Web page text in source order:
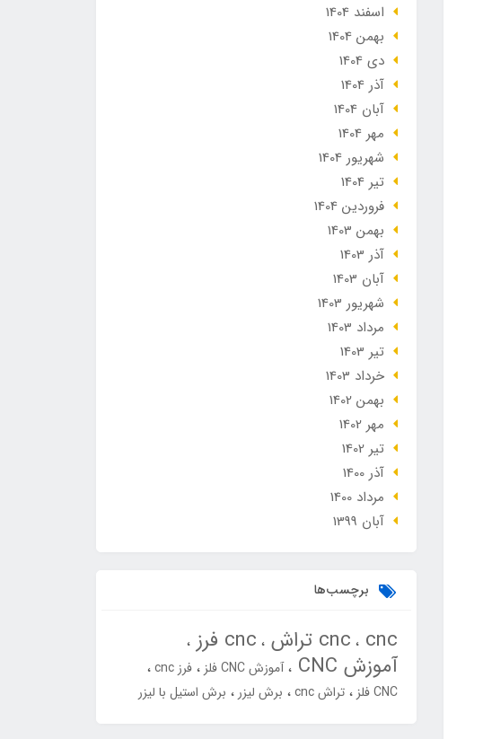
اسفند 1404
بهمن 1404
دی 1404
آذر 1404
آبان 1404
مهر 1404
شهریور 1404
تير 1404
فروردین 1404
بهمن 1403
آذر 1403
آبان 1403
شهریور 1403
مرداد 1403
تير 1403
خرداد 1403
بهمن 1402
مهر 1402
تير 1402
آذر 1400
مرداد 1400
آبان 1399
برچسب‌ها
cnc cnc تراش
cnc فرز
آموزش CNC
آموزش CNC فلز
فرز cnc
CNC فلز
تراش cnc برش لیزر برش استیل با لیزر